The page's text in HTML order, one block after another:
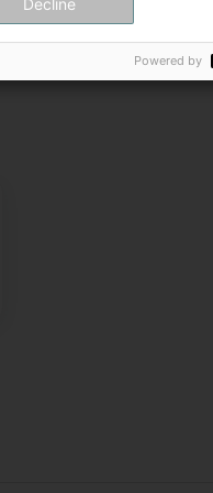
Decline
Powered by